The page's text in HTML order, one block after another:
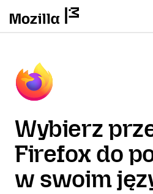
Wybierz
Firefox do
w swoim